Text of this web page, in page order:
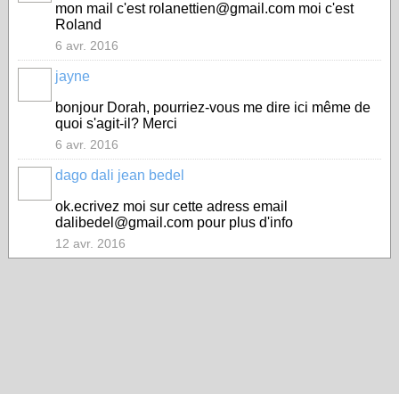
mon mail c'est rolanettien@gmail.com moi c'est
Roland
6 avr. 2016
jayne
bonjour Dorah, pourriez-vous me dire ici même de
quoi s'agit-il? Merci
6 avr. 2016
dago dali jean bedel
ok.ecrivez moi sur cette adress email
dalibedel@gmail.com pour plus d'info
12 avr. 2016